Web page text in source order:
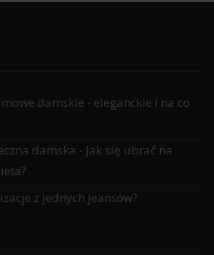
damskie - eleganckie i na co
damska - Jak się ubrać na
z jednych jeansów?